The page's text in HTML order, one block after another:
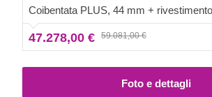
numerose finestre e l'ingresso
alla grande cucina aperta o a una delle
Sono presenti anche un bagno spazioso
Completa il look con una terrazza e goditi
casa nel migliore dei modi.
Coibentata PLUS, 44 mm + rivestimento
47.278,00 € 59.081,00 €
Foto e dettagli